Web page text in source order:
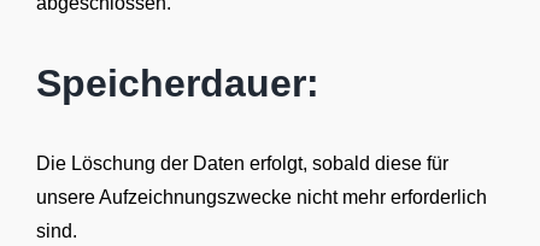
Speicherdauer:
Die Löschung der Daten erfolgt, sobald diese für
unsere Aufzeichnungszwecke nicht mehr erforderlich
sind.